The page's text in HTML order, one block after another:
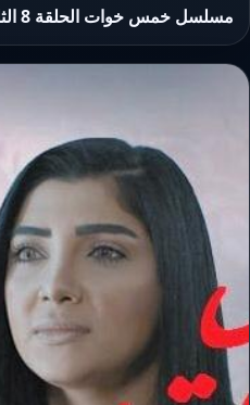
مسلسل خمس خوات الحلقة 8 الثامنة HD